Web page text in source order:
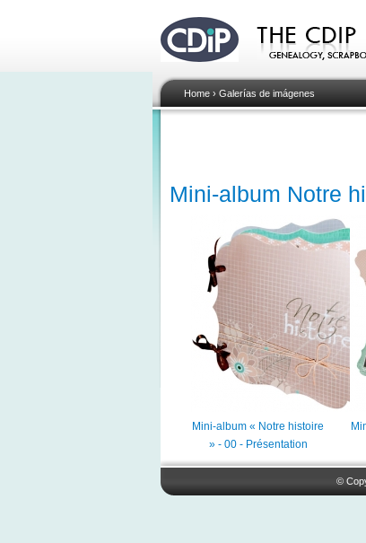
Home› Galerías de imágenes
Mini-album Notre
Mini-album « Notre histoire
» - 00 - Présentation
©